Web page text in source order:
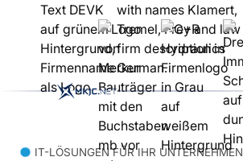
IT-LÖSUNGEN FÜR IHR UNTERNEHMEN